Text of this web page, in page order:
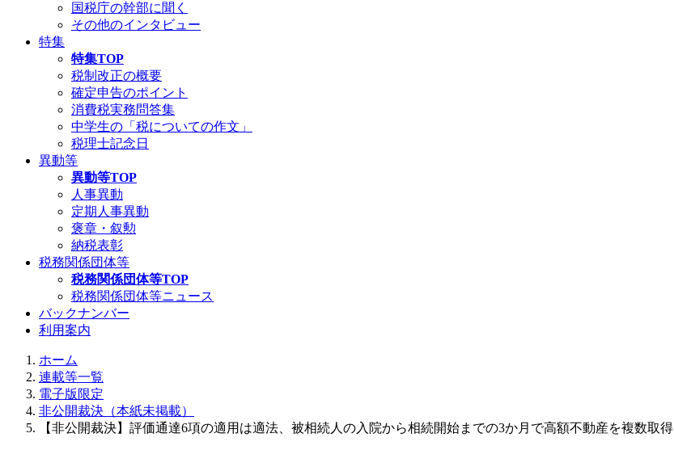
国税庁の幹部に聞く
その他のインタビュー
特集
特集TOP
税制改正の概要
確定申告のポイント
消費税実務問答集
中学生の「税についての作文」
税理士記念日
異動等
異動等TOP
人事異動
定期人事異動
褒章・叙勲
納税表彰
税務関係団体等
税務関係団体等TOP
税務関係団体等ニュース
バックナンバー
利用案内
ホーム
連載等一覧
電子版限定
非公開裁決（本紙未掲載）
【非公開裁決】評価通達6項の適用は適法、被相続人の入院から相続開始までの3か月で高額不動産を複数取得